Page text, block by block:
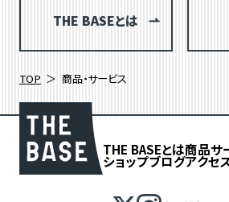
THE BASEとは
TOP 商品・サービス
THE BASEとは商品サ
ショップブログアクセ